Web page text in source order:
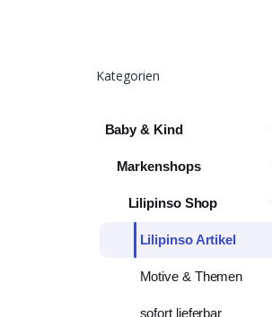
Kategorien
Baby & Kind
Markenshops
Lilipinso Shop
Lilipinso Artikel
Motive & Themen
sofort lieferbar